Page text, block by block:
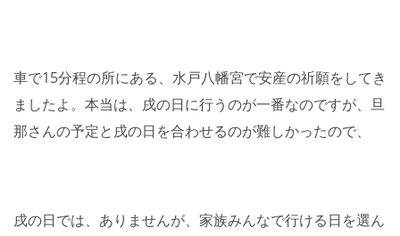
車で15分程の所にある、水戸八幡宮で安産の祈願をしてき
ましたよ。本当は、戌の日に行うのが一番なのですが、旦
那さんの予定と戌の日を合わせるのが難しかったので、
戌の日では、ありませんが、家族みんなで行ける日を選ん